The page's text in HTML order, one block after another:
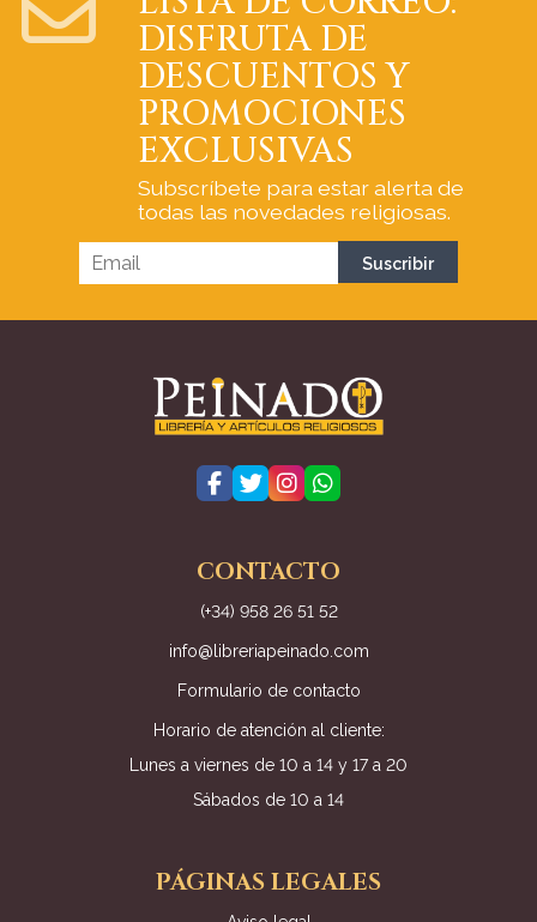
DISFRUTA DE
DESCUENTOS Y
PROMOCIONES
EXCLUSIVAS
Subscríbete para estar alerta de
todas las novedades religiosas.
CONTACTO
(+34) 958 26 51 52
info@libreriapeinado.com
Formulario de contacto
Horario de atención al cliente:
Lunes a viernes de 10 a 14 y 17 a 20
Sábados de 10 a 14
PÁGINAS LEGALES